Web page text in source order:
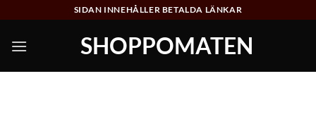
content
SIDAN INNEHÅLLER BETALDA LÄNKAR
SHOPPOMATEN